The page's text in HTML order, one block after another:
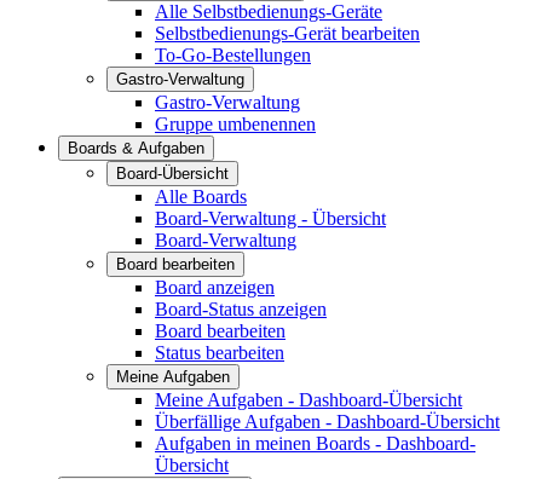
Alle Selbstbedienungs-Geräte
Selbstbedienungs-Gerät bearbeiten
To-Go-Bestellungen
Gastro-Verwaltung
Gastro-Verwaltung
Gruppe umbenennen
Boards & Aufgaben
Board-Übersicht
Alle Boards
Board-Verwaltung - Übersicht
Board-Verwaltung
Board bearbeiten
Board anzeigen
Board-Status anzeigen
Board bearbeiten
Status bearbeiten
Meine Aufgaben
Meine Aufgaben - Dashboard-Übersicht
Überfällige Aufgaben - Dashboard-Übersicht
Aufgaben in meinen Boards - Dashboard-
Übersicht